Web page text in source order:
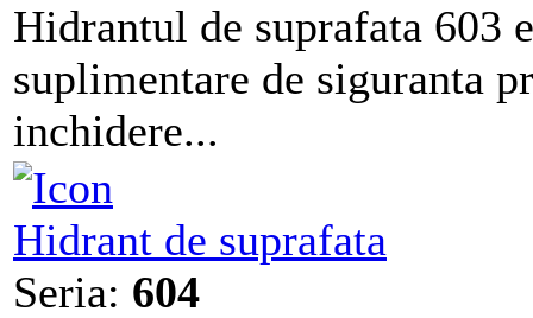
Hidrantul de suprafata 603
suplimentare de siguranta
inchidere...
Hidrant de suprafata
Seria: 604